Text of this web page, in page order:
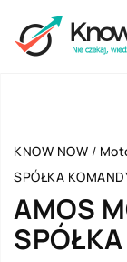
KNOW NOW /
SPÓŁKA
AMOS